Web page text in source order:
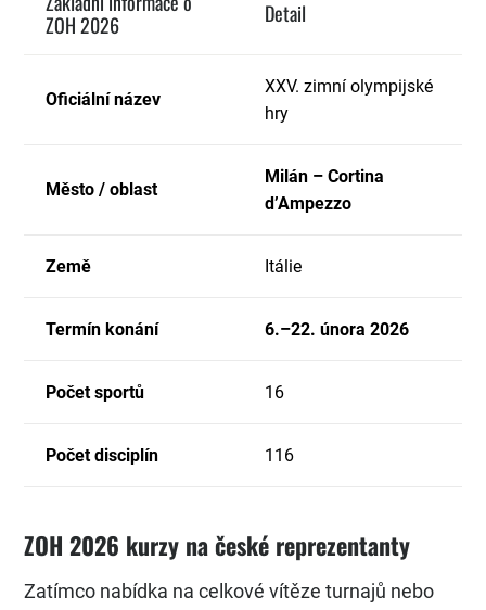
ZOH 2026
Detail
Oficiální název
XXV. zimní olympijské
hry
Město / oblast
Milán – Cortina
d’Ampezzo
Země Itálie
Termín konání 6.–22. února 2026
Počet sportů 16
Počet disciplín 116
ZOH 2026 kurzy na české reprezentanty
Zatímco nabídka na celkové vítěze turnajů nebo